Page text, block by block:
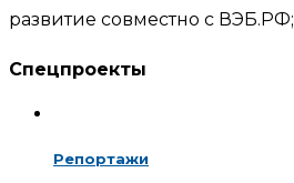
развитие совместно с ВЭБ.РФ;
Спецпроекты
Репортажи